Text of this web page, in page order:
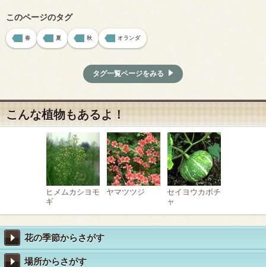
このページのタグ
春 夏 秋 オランダ
タグ一覧ページをみる
こんな植物もあるよ！
ヒメムカシヨモ
ギ
ヤマツツジ
セイヨウカボチ
ャ
花の季節からさがす
場所からさがす